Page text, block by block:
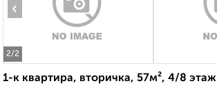
2/2
‹
1-к квартира, вторичка, 57м², 4/8 этаж